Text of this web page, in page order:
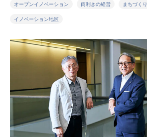
オープンイノベーション 両利きの経営 まちづくり
イノベーション地区